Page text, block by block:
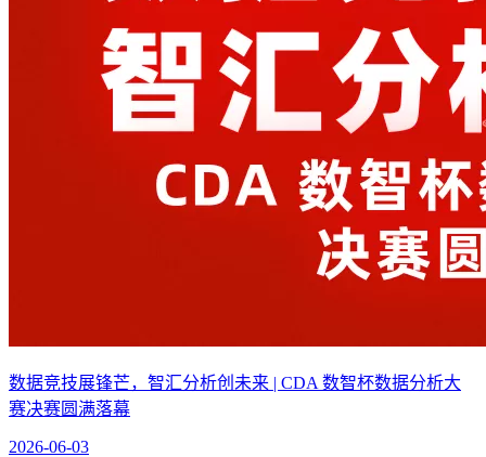
数据竞技展锋芒，智汇分析创未来 | CDA 数智杯数据分析大
赛决赛圆满落幕
2026-06-03